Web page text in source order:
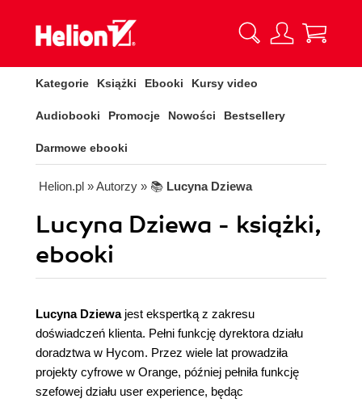
Kategorie Książki Ebooki Kursy video
Audiobooki Promocje Nowości Bestsellery
Darmowe ebooki
Helion.pl » Autorzy » 📚 Lucyna Dziewa
Lucyna Dziewa - książki,
ebooki
Lucyna Dziewajest ekspertką z zakresu
doświadczeń klienta. Pełni funkcję dyrektora działu
doradztwa w Hycom. Przez wiele lat prowadziła
projekty cyfrowe w Orange, później pełniła funkcję
szefowej działu user experience, będąc